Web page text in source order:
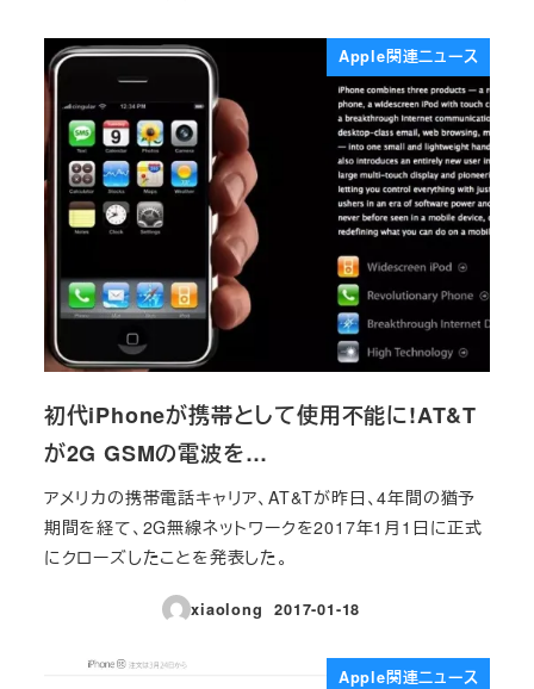
Apple関連ニュース
初代iPhoneが携帯として使用不能に!AT&T
が2G GSMの電波を…
アメリカの携帯電話キャリア、AT&Tが昨日、4年間の猶予
期間を経て、2G無線ネットワークを2017年1月1日に正式
にクローズしたことを発表した。
xiaolong
投稿日
2017-01-18
Apple関連ニュース